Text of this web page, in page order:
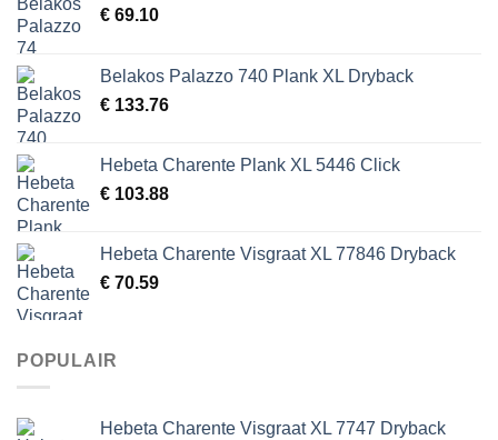
€ 69.10
Belakos Palazzo 740 Plank XL Dryback
€ 133.76
Hebeta Charente Plank XL 5446 Click
€ 103.88
Hebeta Charente Visgraat XL 77846 Dryback
€ 70.59
POPULAIR
Hebeta Charente Visgraat XL 7747 Dryback